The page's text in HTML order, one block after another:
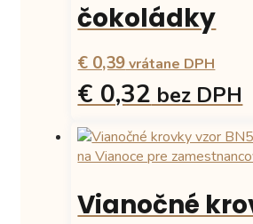
čokoládky
€ 0,39vrátane DPH
€ 0,32 bez DPH
Vianočné